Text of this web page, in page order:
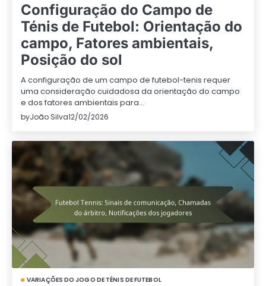
Configuração do Campo de
Ténis de Futebol: Orientação do
campo, Fatores ambientais,
Posição do sol
A configuração de um campo de futebol-tenis requer
uma consideração cuidadosa da orientação do campo
e dos fatores ambientais para…
byJoão Silva12/02/2026
VARIAÇÕES DO JOGO DE TÉNIS DE FUTEBOL